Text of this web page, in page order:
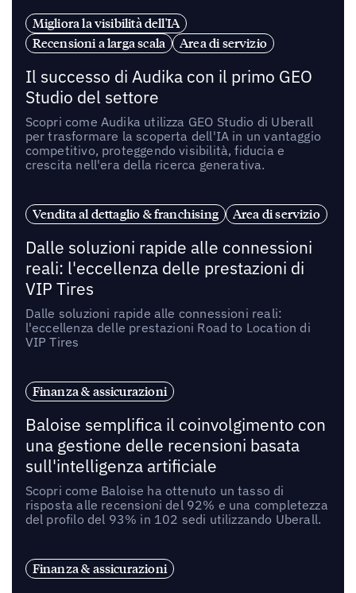
Migliora la visibilità dell'IA
Recensioni a larga scala
Area di servizio
Il successo di Audika con il primo GEO
Studio del settore
Scopri come Audika utilizza GEO Studio di Uberall
per trasformare la scoperta dell'IA in un vantaggio
competitivo, proteggendo visibilità, fiducia e
crescita nell'era della ricerca generativa.
Vendita al dettaglio & franchising Area di servizio
Dalle soluzioni rapide alle connessioni
reali: l'eccellenza delle prestazioni di
VIP Tires
Dalle soluzioni rapide alle connessioni reali:
l'eccellenza delle prestazioni Road to Location di
VIP Tires
Finanza & assicurazioni
Baloise semplifica il coinvolgimento con
una gestione delle recensioni basata
sull'intelligenza artificiale
Scopri come Baloise ha ottenuto un tasso di
risposta alle recensioni del 92% e una completezza
del profilo del 93% in 102 sedi utilizzando Uberall.
Finanza & assicurazioni